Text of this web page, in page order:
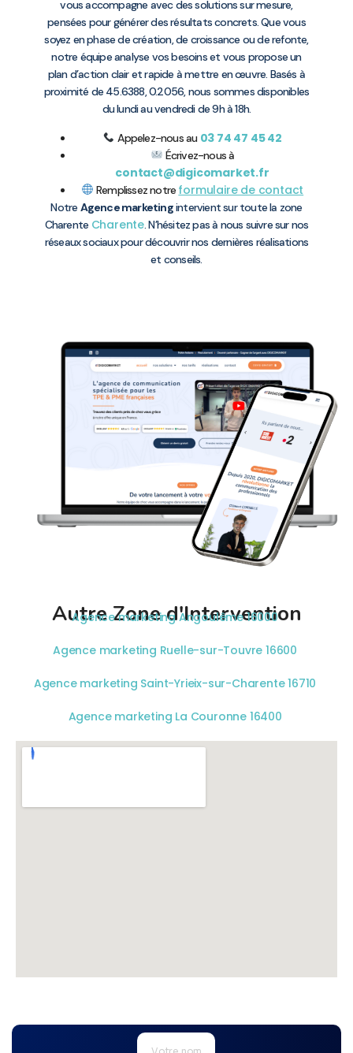
vous accompagne avec des solutions sur mesure,
pensées pour générer des résultats concrets. Que vous
soyez en phase de création, de croissance ou de refonte,
notre équipe analyse vos besoins et vous propose un
plan d’action clair et rapide à mettre en œuvre. Basés à
proximité de 45.6388, 0.2056, nous sommes disponibles
du lundi au vendredi de 9h à 18h.
Appelez-nous au 03 74 47 45 42
Écrivez-nous à
contact@digicomarket.fr
Remplissez notre formulaire de contact
Notre Agence marketingintervient sur toute la zone
Charente Charente. N’hésitez pas à nous suivre sur nos
réseaux sociaux pour découvrir nos dernières réalisations
et conseils.
Autre Zone d'Intervention
Agence marketing Angoulême 16000
Agence marketing Ruelle-sur-Touvre 16600
Agence marketing Saint-Yrieix-sur-Charente 16710
Agence marketing La Couronne 16400